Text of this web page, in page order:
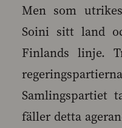
Men som
Soini sitt land
Finlands linje.
Samlingspartiet
fäller detta